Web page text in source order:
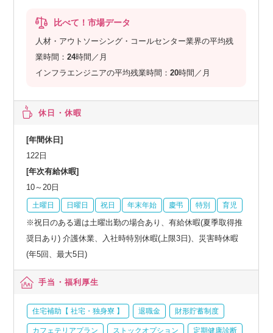
比べて！市場データ
人材・アウトソーシング・コールセンター業界の平均残
業時間：24時間／月
インフラエンジニアの平均残業時間：20時間／月
休日・休暇
[年間休日]
122日
[年次有給休暇]
10～20日
土曜日 日曜日 祝日 年末年始 慶弔 特別 育児
※祝日のある週は土曜出勤の場合あり、有給休暇(夏季取得推
奨日あり) 介護休業、入社時特別休暇(上限3日)、災害時休暇
(年5回、最大5日)
手当・福利厚生
住宅補助【 社宅・独身寮 】 退職金 財形貯蓄制度
カフェテリアプラン ストックオプション 定期健康診断